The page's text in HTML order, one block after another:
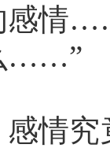
感情
……”
究